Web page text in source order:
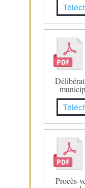
Procès-